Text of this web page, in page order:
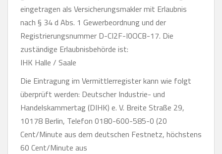
eingetragen als Versicherungsmakler mit Erlaubnis
nach § 34 d Abs. 1 Gewerbeordnung und der
Registrierungsnummer D-CI2F-I0OCB-17. Die
zuständige Erlaubnisbehörde ist:
IHK Halle / Saale
Die Eintragung im Vermittlerregister kann wie folgt
überprüft werden: Deutscher Industrie- und
Handelskammertag (DIHK) e. V. Breite Straße 29,
10178 Berlin, Telefon 0180-600-585-0 (20
Cent/Minute aus dem deutschen Festnetz, höchstens
60 Cent/Minute aus